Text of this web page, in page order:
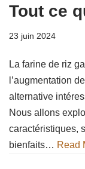
Tout ce
23 juin 2024
La farine de riz
l’augmentation
alternative
Nous allons
caractéristiques,
bienfaits… Read